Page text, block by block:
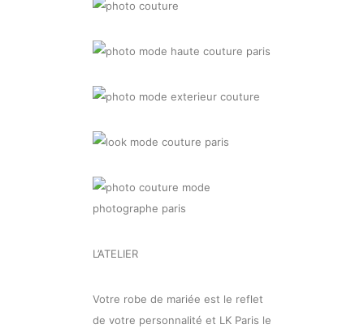
L’ATELIER
Votre robe de mariée est le reflet
de votre personnalité et LK Paris le